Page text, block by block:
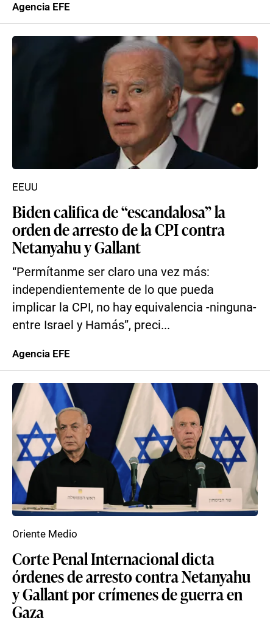
Agencia EFE
Biden califica de “escandalosa” la
orden de arresto de la CPI contra
Netanyahu y Gallant
“Permítanme ser claro una vez más:
independientemente de lo que pueda
implicar la CPI, no hay equivalencia -ninguna-
entre Israel y Hamás”, preci...
EEUU
Agencia EFE
Corte Penal Internacional dicta
órdenes de arresto contra Netanyahu
y Gallant por crímenes de guerra en
Gaza
Oriente Medio